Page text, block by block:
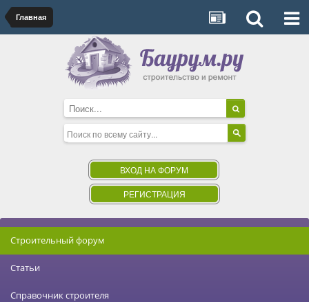
Главная
ВХОД НА ФОРУМ
РЕГИСТРАЦИЯ
Строительный форум
Статьи
Справочник строителя